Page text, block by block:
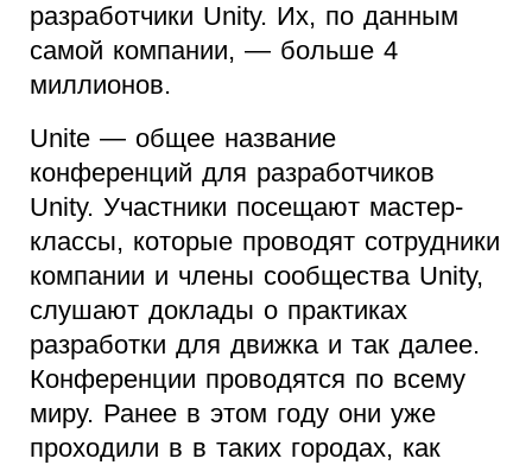
разработчики Unity. Их, по данным
самой компании, — больше 4
миллионов.
Unite — общее название
конференций для разработчиков
Unity. Участники посещают мастер-
классы, которые проводят сотрудники
компании и члены сообщества Unity,
слушают доклады о практиках
разработки для движка и так далее.
Конференции проводятся по всему
миру. Ранее в этом году они уже
проходили в в таких городах, как